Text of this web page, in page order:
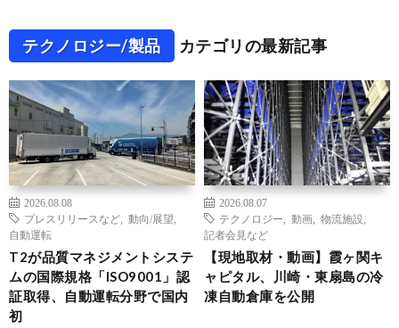
テクノロジー/製品 カテゴリの最新記事
2026.08.08
プレスリリースなど
動向/展望
自動運転
T2が品質マネジメントシステ
ムの国際規格「ISO9001」認
証取得、自動運転分野で国内
初
2026.08.07
テクノロジー
動画 物流施設
記者会見など
【現地取材・動画】霞ヶ関キ
ャピタル、川崎・東扇島の冷
凍自動倉庫を公開